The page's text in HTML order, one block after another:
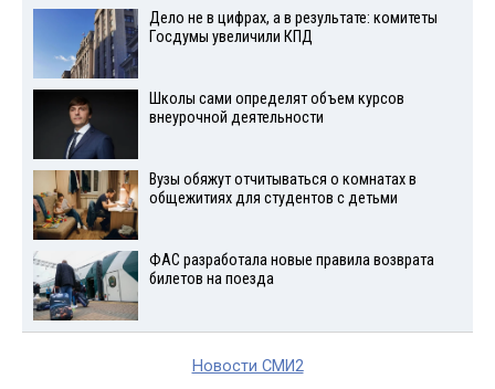
Дело не в цифрах, а в результате: комитеты
Госдумы увеличили КПД
Школы сами определят объем курсов
внеурочной деятельности
Вузы обяжут отчитываться о комнатах в
общежитиях для студентов с детьми
ФАС разработала новые правила возврата
билетов на поезда
Новости СМИ2